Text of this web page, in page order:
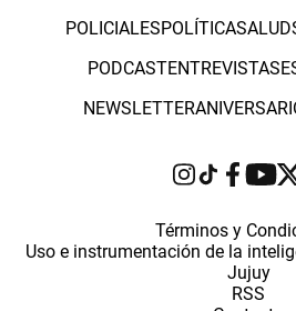
POLICIALESPOLÍTICASALUD
PODCASTENTREVISTAS
NEWSLETTER
Términos y
Uso e instrumentación de la
Jujuy
RSS